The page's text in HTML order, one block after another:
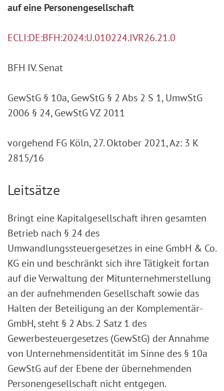
auf eine Personengesellschaft
ECLI:DE:BFH:2024:U.010224.IVR26.21.0
BFH IV. Senat
GewStG § 10a, GewStG § 2 Abs 2 S 1, UmwStG
2006 § 24, GewStG VZ 2011
vorgehend FG Köln, 27. Oktober 2021, Az: 3 K
2815/16
Leitsätze
Bringt eine Kapitalgesellschaft ihren gesamten
Betrieb nach § 24 des
Umwandlungssteuergesetzes in eine GmbH & Co.
KG ein und beschränkt sich ihre Tätigkeit fortan
auf die Verwaltung der Mitunternehmerstellung
an der aufnehmenden Gesellschaft sowie das
Halten der Beteiligung an der Komplementär-
GmbH, steht § 2 Abs. 2 Satz 1 des
Gewerbesteuergesetzes (GewStG) der Annahme
von Unternehmensidentität im Sinne des § 10a
GewStG auf der Ebene der übernehmenden
Personengesellschaft nicht entgegen.